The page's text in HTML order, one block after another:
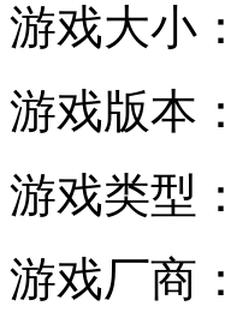
游戏大小：
游戏版本：
游戏类型：
游戏厂商：